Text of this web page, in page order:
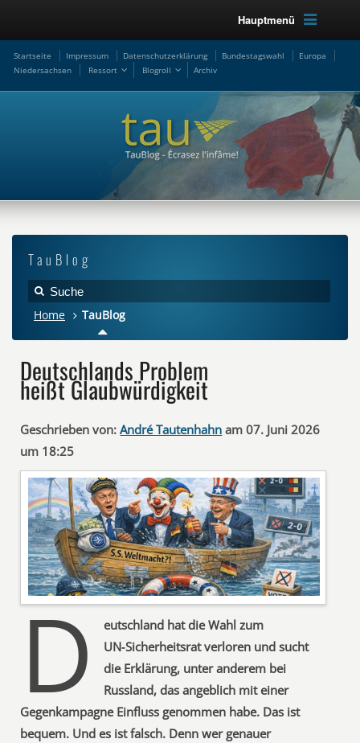
Hauptmenü
Startseite Impressum Datenschutzerklärung Bundestagswahl
Europa
Niedersachsen
Ressort Blogroll Archiv
TauBlog
Home TauBlog
Deutschlands Problem
heißt Glaubwürdigkeit
Geschrieben von: André Tautenhahn am 07. Juni 2026
um 18:25
D
eutschland hat die Wahl zum
UN‑Sicherheitsrat verloren und sucht
die Erklärung, unter anderem bei
Russland, das angeblich mit einer
Gegenkampagne Einfluss genommen habe. Das ist
bequem. Und es ist falsch. Denn wer genauer